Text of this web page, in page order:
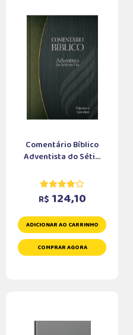
Comentário Bíblico
Adventista do Séti...
R$ 124,10
ADICIONAR AO CARRINHO
COMPRAR AGORA